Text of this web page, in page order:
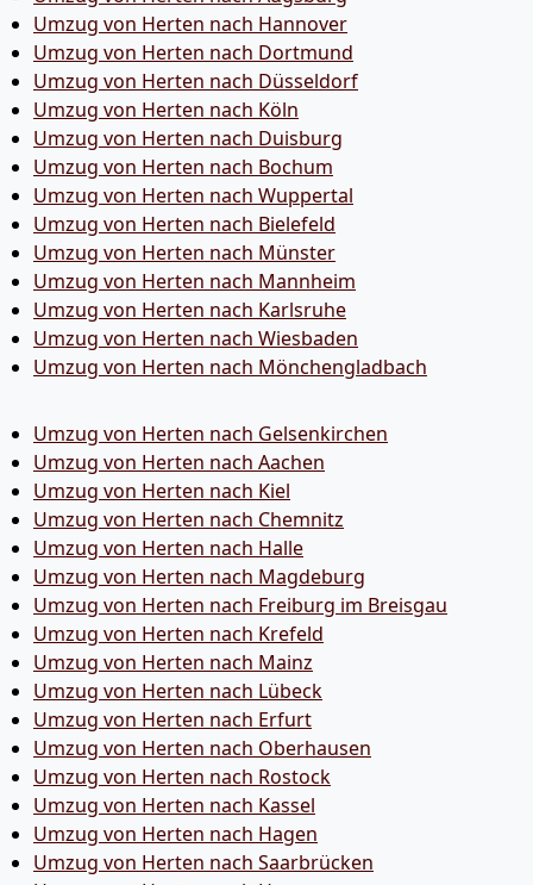
Umzug von Herten nach Hannover
Umzug von Herten nach Dortmund
Umzug von Herten nach Düsseldorf
Umzug von Herten nach Köln
Umzug von Herten nach Duisburg
Umzug von Herten nach Bochum
Umzug von Herten nach Wuppertal
Umzug von Herten nach Bielefeld
Umzug von Herten nach Münster
Umzug von Herten nach Mannheim
Umzug von Herten nach Karlsruhe
Umzug von Herten nach Wiesbaden
Umzug von Herten nach Mönchen­gladbach
Umzug von Herten nach Gelsenkirchen
Umzug von Herten nach Aachen
Umzug von Herten nach Kiel
Umzug von Herten nach Chemnitz
Umzug von Herten nach Halle
Umzug von Herten nach Magdeburg
Umzug von Herten nach Freiburg im Breisgau
Umzug von Herten nach Krefeld
Umzug von Herten nach Mainz
Umzug von Herten nach Lübeck
Umzug von Herten nach Erfurt
Umzug von Herten nach Oberhausen
Umzug von Herten nach Rostock
Umzug von Herten nach Kassel
Umzug von Herten nach Hagen
Umzug von Herten nach Saarbrücken